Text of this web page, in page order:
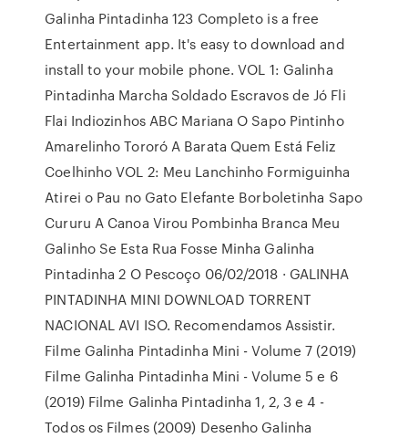
Galinha Pintadinha 123 Completo is a free
Entertainment app. It's easy to download and
install to your mobile phone. VOL 1: Galinha
Pintadinha Marcha Soldado Escravos de Jó Fli
Flai Indiozinhos ABC Mariana O Sapo Pintinho
Amarelinho Tororó A Barata Quem Está Feliz
Coelhinho VOL 2: Meu Lanchinho Formiguinha
Atirei o Pau no Gato Elefante Borboletinha Sapo
Cururu A Canoa Virou Pombinha Branca Meu
Galinho Se Esta Rua Fosse Minha Galinha
Pintadinha 2 O Pescoço 06/02/2018 · GALINHA
PINTADINHA MINI DOWNLOAD TORRENT
NACIONAL AVI ISO. Recomendamos Assistir.
Filme Galinha Pintadinha Mini - Volume 7 (2019)
Filme Galinha Pintadinha Mini - Volume 5 e 6
(2019) Filme Galinha Pintadinha 1, 2, 3 e 4 -
Todos os Filmes (2009) Desenho Galinha